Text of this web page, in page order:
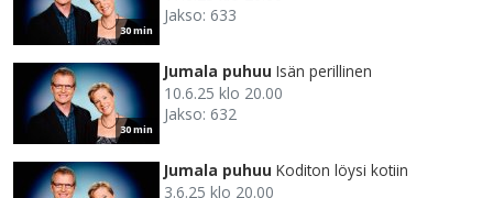
30 min
Jakso: 633
30 min
Jumala puhuu Isän perillinen
10.6.25 klo 20.00
Jakso: 632
Jumala puhuu Koditon löysi kotiin
3.6.25 klo 20.00